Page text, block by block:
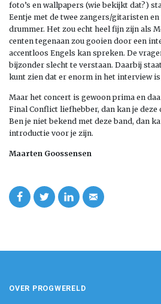
foto’s en wallpapers (wie bekijkt dat?)
Eentje met de twee zangers/gitaristen
drummer. Het zou echt heel fijn zijn als
centen tegenaan zou gooien door een
accentloos Engels kan spreken. De
bijzonder slecht te verstaan. Daarbij
kunt zien dat er enorm in het interview
Maar het concert is gewoon prima en
Final Conflict liefhebber, dan kan je deze
Ben je niet bekend met deze band, dan
introductie voor je zijn.
Maarten Goossensen
OVER PROGWERELD